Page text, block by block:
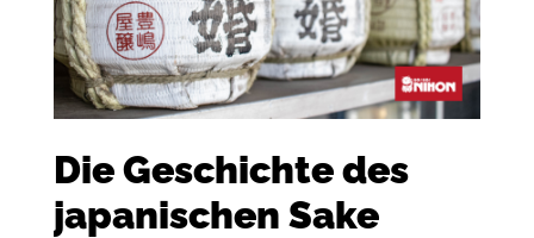
Die Geschichte des
japanischen Sake